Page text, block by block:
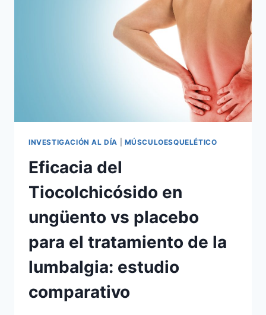
INVESTIGACIÓN AL DÍA MÚSCULOESQUELÉTICO
Eficacia del
Tiocolchicósido en
ungüento vs placebo
para el tratamiento de la
lumbalgia: estudio
comparativo